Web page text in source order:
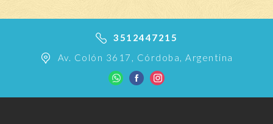
3512447215
Av. Colón 3617, Córdoba, Argentina